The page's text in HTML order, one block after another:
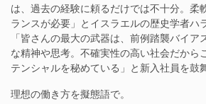
は、過去の経験に頼るだけでは不十分。柔
ランスが必要」とイスラエルの歴史学者ハ
「皆さんの最大の武器は、前例踏襲バイア
な精神や思考。不確実性の高い社会だから
テンシャルを秘めている」と新入社員を鼓
理想の働き方を擬態語で。